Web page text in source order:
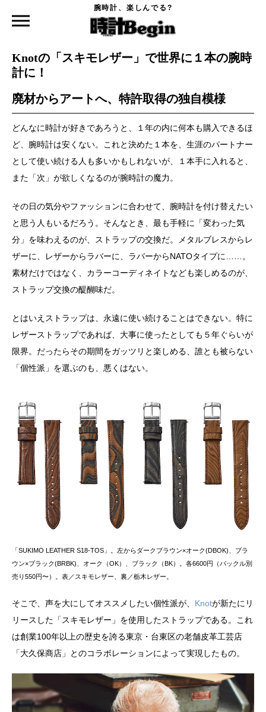
腕時計、楽しんでる?
Knotの「スキモレザー」で世界に１本の腕時計に！
Knotの「スキモレザー」で世界に１本の腕時
計に！
廃材からアートへ、特許取得の独自模様
どんなに時計が好きであろうと、１年の内に何本も購入できるほ
ど、腕時計は安くない。これと決めた１本を、生涯のパートナー
として使い続ける人も多いかもしれないが、１本手に入れると、
また「次」が欲しくなるのが腕時計の魔力。
その日の気分やファッションに合わせて、腕時計を付け替えたい
と思う人もいるだろう。そんなとき、最も手軽に「変わった気
分」を味わえるのが、ストラップの交換だ。メタルブレスからレ
ザーに、レザーからラバーに、ラバーからNATOタイプに……。
素材だけではなく、カラーコーディネイトなども楽しめるのが、
ストラップ交換の醍醐味だ。
とはいえストラップは、永遠に使い続けることはできない。特に
レザーストラップであれば、大事に使ったとしても５年ぐらいが
限界。だったらその期間をガッツリと楽しめる、誰とも被らない
「個性派」を選ぶのも、悪くはない。
「SUKIMO LEATHER S18-TOS」。左からダークブラウン×オーク(DBOK)、ブラ
ウン×ブラック(BRBK)、オーク（OK）、ブラック（BK）。各6600円（バックル別
売り550円〜）。表／スキモレザー、裏／栃木レザー。
そこで、声を大にしてオススメしたい個性派が、 Knotが新たにリ
リースした「スキモレザー」を使用したストラップである。これ
は創業100年以上の歴史を誇る東京・台東区の老舗皮革工芸店
「大久保商店」とのコラボレーションによって実現したもの。